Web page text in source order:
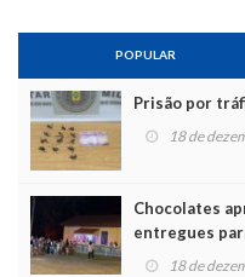
POPULAR
Prisão por
18 de
Chocolates
entregues
Noel
18 de